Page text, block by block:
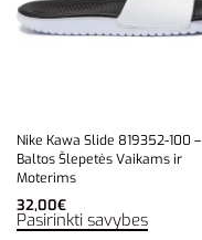
Nike Kawa Slide 819352-100 –
Baltos Šlepetės Vaikams ir
Moterims
32,00€
Pasirinkti savybes